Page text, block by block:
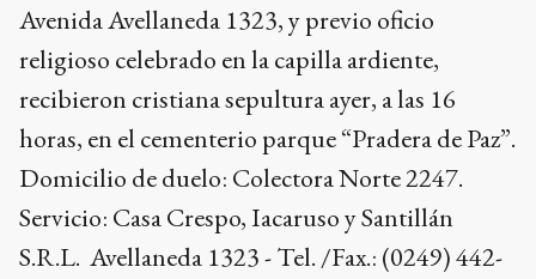
Avenida Avellaneda 1323, y previo oficio
religioso celebrado en la capilla ardiente,
recibieron cristiana sepultura ayer, a las 16
horas, en el cementerio parque “Pradera de Paz”.
Domicilio de duelo: Colectora Norte 2247.
Servicio: Casa Crespo, Iacaruso y Santillán
S.R.L. Avellaneda 1323 - Tel. /Fax.: (0249) 442-